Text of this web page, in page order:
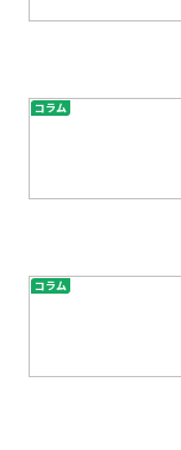
コラム
コラム